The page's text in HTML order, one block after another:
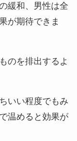
緩和、男性は全
が期待できま
のを排出するよ
いい程度でもみ
温めると効果が